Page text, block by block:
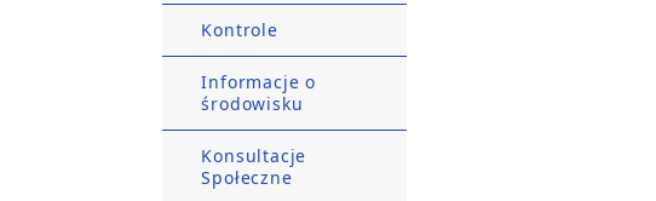
Kontrole
Informacje o
środowisku
Konsultacje
Społeczne